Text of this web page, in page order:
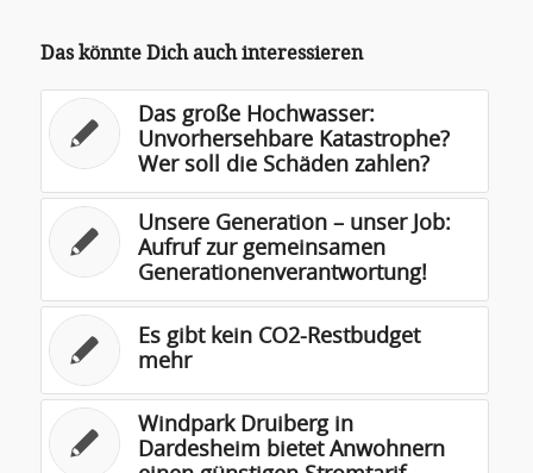
Das könnte Dich auch interessieren
Das große Hochwasser:
Unvorhersehbare Katastrophe?
Wer soll die Schäden zahlen?
Unsere Generation – unser Job:
Aufruf zur gemeinsamen
Generationenverantwortung!
Es gibt kein CO2-Restbudget
mehr
Windpark Druiberg in
Dardesheim bietet Anwohnern